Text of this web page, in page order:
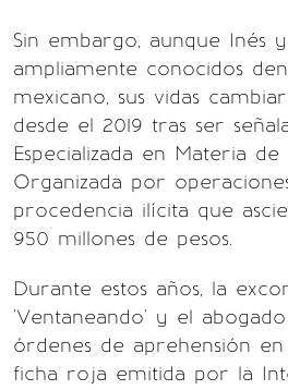
Sin embargo, aunque Inés
ampliamente conocidos
mexicano, sus vidas
desde el 2019 tras ser
Especializada en Materia de
Organizada por
procedencia ilícita que
950 millones de pesos.
Durante estos años, la
'Ventaneando' y el
órdenes de aprehensión
ficha roja emitida por la